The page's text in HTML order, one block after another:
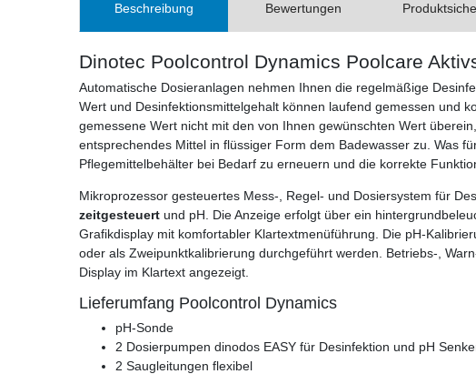
Beschreibung Bewertungen
Dinotec Poolcontrol Dynamics Poolcare
Automatische Dosieranlagen nehmen Ihnen die regelmäßige
Wert und Desinfektionsmittelgehalt können laufend gemessen und
gemessene Wert nicht mit den von Ihnen gewünschten Wert
entsprechendes Mittel in flüssiger Form dem Badewasser zu. Was
Pflegemittelbehälter bei Bedarf zu erneuern und die korrekte
Mikroprozessor gesteuertes Mess-, Regel- und Dosiersystem für
zeitgesteuert und pH. Die Anzeige erfolgt über ein
Grafikdisplay mit komfortabler Klartextmenüführung. Die pH-
oder als Zweipunktkalibrierung durchgeführt werden. Betriebs-,
Display im Klartext angezeigt.
Lieferumfang Poolcontrol Dynamics
pH-Sonde
2 Dosierpumpen dinodos EASY für Desinfektion und pH
2 Saugleitungen flexibel